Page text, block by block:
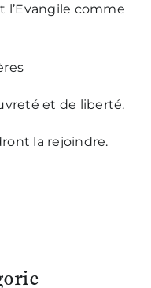
l’Evangile comme
et de liberté.
la rejoindre.